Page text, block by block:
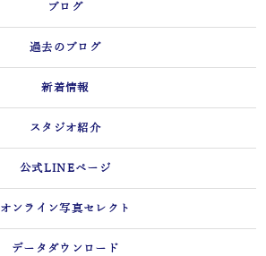
ブログ
過去のブログ
新着情報
スタジオ紹介
公式LINEページ
オンライン写真セレクト
データダウンロード